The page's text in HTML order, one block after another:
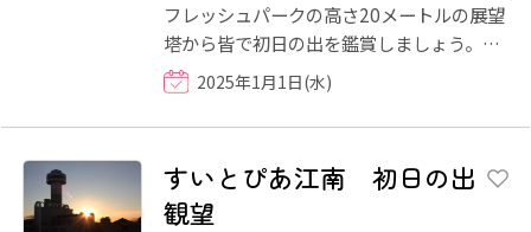
フレッシュパークの高さ20メートルの展望
塔から皆で初日の出を鑑賞しましょう。
2025年1月1日(水･祝)は朝6:30に駐車場を
開門します。日の出前は暗く...
2025年1月1日(水)
すいとぴあ江南 初日の出
観望